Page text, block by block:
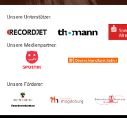
Unsere Unterstützer:
Unsere Medienpartner:
Unsere Förderer: